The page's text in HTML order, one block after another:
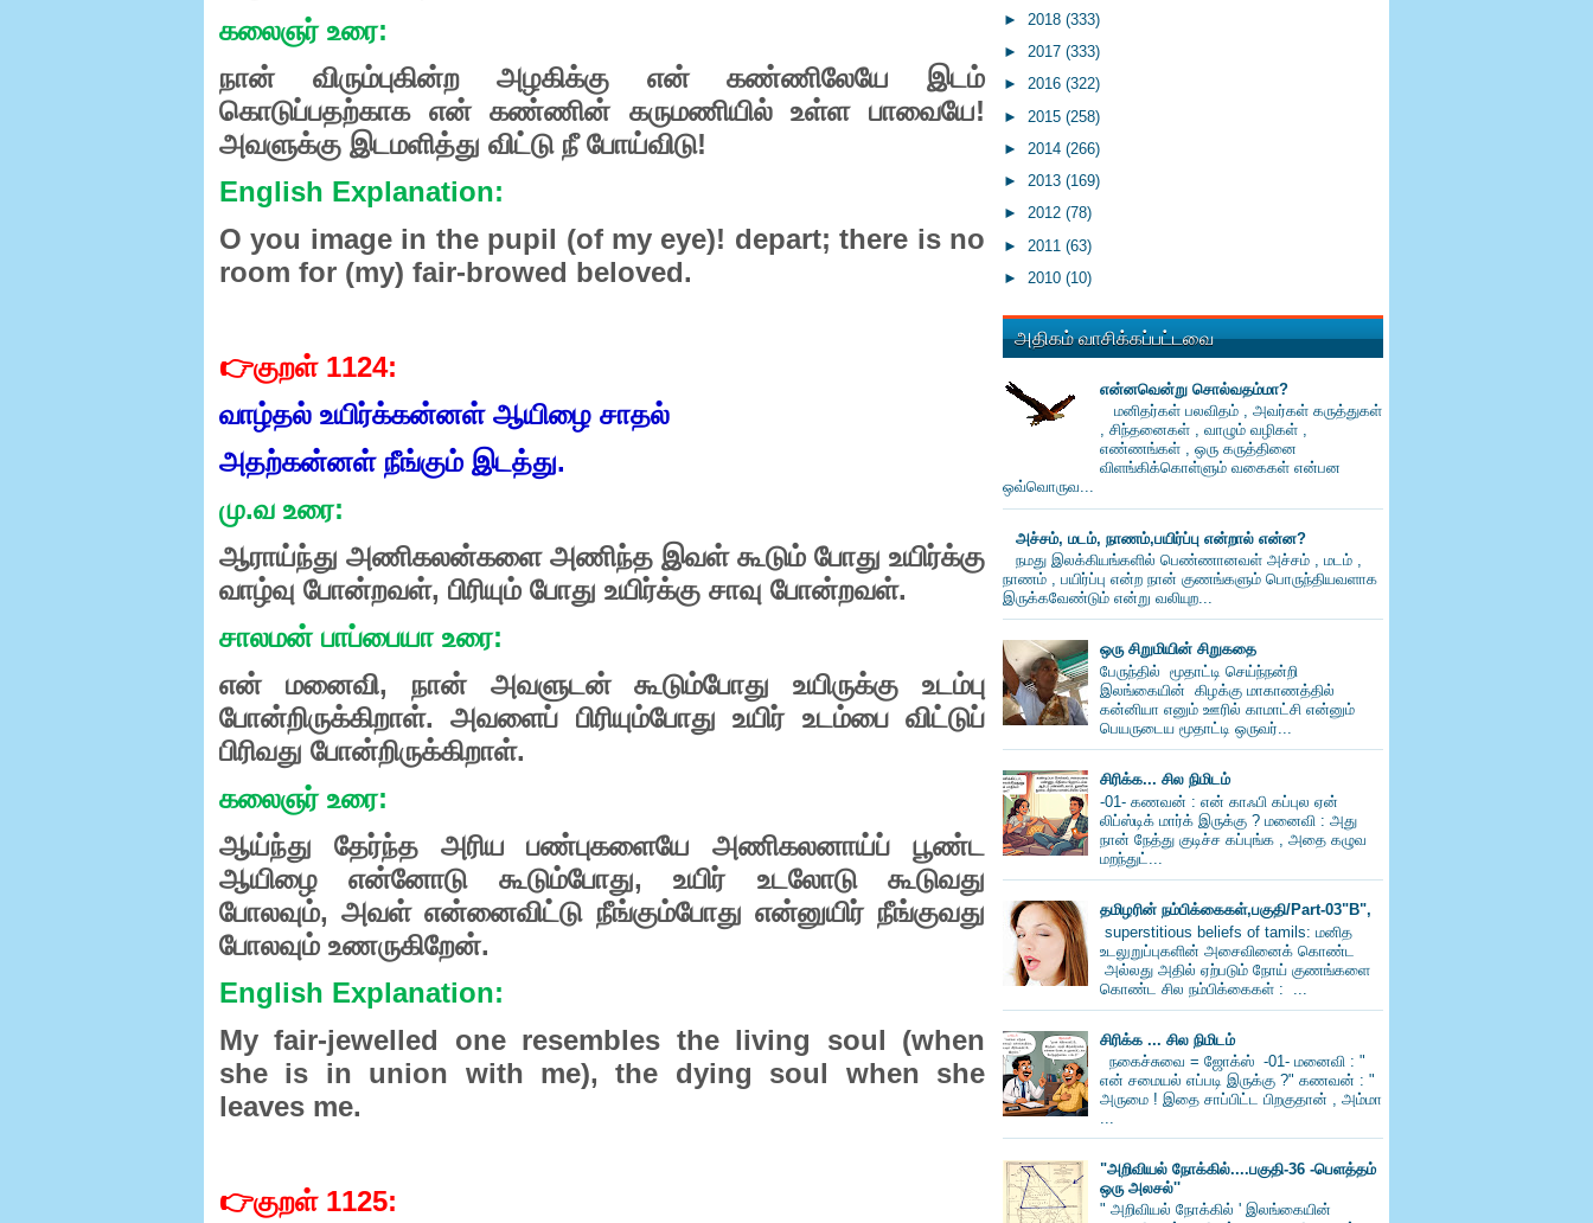
கலைஞர் உரை:
நான்
விரும்புகின்ற அழகிக்கு என் கண்ணிலேயே
இடம்
கொடுப்பதற்காக என் கண்ணின் கருமணியில் உள்ள பாவையே!
அவளுக்கு இடமளித்து விட்டு நீ போய்விடு!
English Explanation:
O you image in the pupil (of my eye)! depart; there is no
room for (my) fair-browed beloved.
👉குறள்1124:
வாழ்தல் உயிர்க்கன்னள் ஆயிழை சாதல்
அதற்கன்னள் நீங்கும் இடத்து.
மு.வ உரை:
ஆராய்ந்து அணிகலன்களை அணிந்த இவள் கூடும் போது உயிர்க்கு
வாழ்வு போன்றவள், பிரியும் போது உயிர்க்கு சாவு போன்றவள்.
சாலமன் பாப்பையா உரை:
என்
மனைவி, நான் அவளுடன் கூடும்போது உயிருக்கு
உடம்பு
போன்றிருக்கிறாள்.அவளைப் பிரியும்போது உயிர் உடம்பை விட்டுப்
பிரிவது போன்றிருக்கிறாள்.
கலைஞர் உரை:
ஆய்ந்து
தேர்ந்த அரிய பண்புகளையே அணிகலனாய்ப்
பூண்ட
ஆயிழை
என்னோடு கூடும்போது,உயிர் உடலோடு
கூடுவது
போலவும்,அவள் என்னைவிட்டு நீங்கும்போது என்னுயிர் நீங்குவது
போலவும் உணருகிறேன்.
English Explanation:
My fair-jewelled one resembles the living soul (when
she is in union with me), the dying soul when she
leaves me.
👉குறள்1125:
► 2018 (333)
► 2017 (333)
► 2016 (322)
► 2015 (258)
► 2014 (266)
► 2013 (169)
► 2012 (78)
► 2011 (63)
► 2010 (10)
அதிகம் வாசிக்கப்பட்டவை
என்னவென்று சொல்வதம்மா?
மனிதர்கள் பலவிதம் , அவர்கள் கருத்துகள்
, சிந்தனைகள் , வாழும் வழிகள் ,
எண்ணங்கள் , ஒரு கருத்தினை
விளங்கிக்கொள்ளும் வகைகள் என்பன
ஒவ்வொருவ...
அச்சம், மடம், நாணம்,பயிர்ப்பு என்றால் என்ன?
நமது இலக்கியங்களில் பெண்ணானவள் அச்சம் , மடம் ,
நாணம் , பயிர்ப்பு என்ற நான் குணங்களும் பொருந்தியவளாக
இருக்கவேண்டும் என்று வலியுற...
ஒரு சிறுமியின் சிறுகதை
பேருந்தில் மூதாட்டி செய்ந்நன்றி
இலங்கையின் கிழக்கு மாகாணத்தில்
கன்னியா எனும் ஊரில் காமாட்சி என்னும்
பெயருடைய மூதாட்டி ஒருவர்...
சிரிக்க... சில நிமிடம்
-01- கணவன் : என் காஃபி கப்புல ஏன்
லிப்ஸ்டிக் மார்க் இருக்கு ? மனைவி : அது
நான் நேத்து குடிச்ச கப்புங்க , அதை கழுவ
மறந்துட்...
தமிழரின் நம்பிக்கைகள்,பகுதி/Part-03"B",
superstitious beliefs of tamils: மனித
உடலுறுப்புகளின் அசைவினைக் கொண்ட
அல்லது அதில் ஏற்படும் நோய் குணங்களை
கொண்ட சில நம்பிக்கைகள் : ...
சிரிக்க ... சில நிமிடம்
நகைச்சுவை = ஜோக்ஸ் -01- மனைவி : "
என் சமையல் எப்படி இருக்கு ?" கணவன் : "
அருமை ! இதை சாப்பிட்ட பிறகுதான் , அம்மா
...
"அறிவியல் நோக்கில்....பகுதி-36 -பெளத்தம்
ஒரு அலசல்''
" அறிவியல் நோக்கில் ' இலங்கையின்